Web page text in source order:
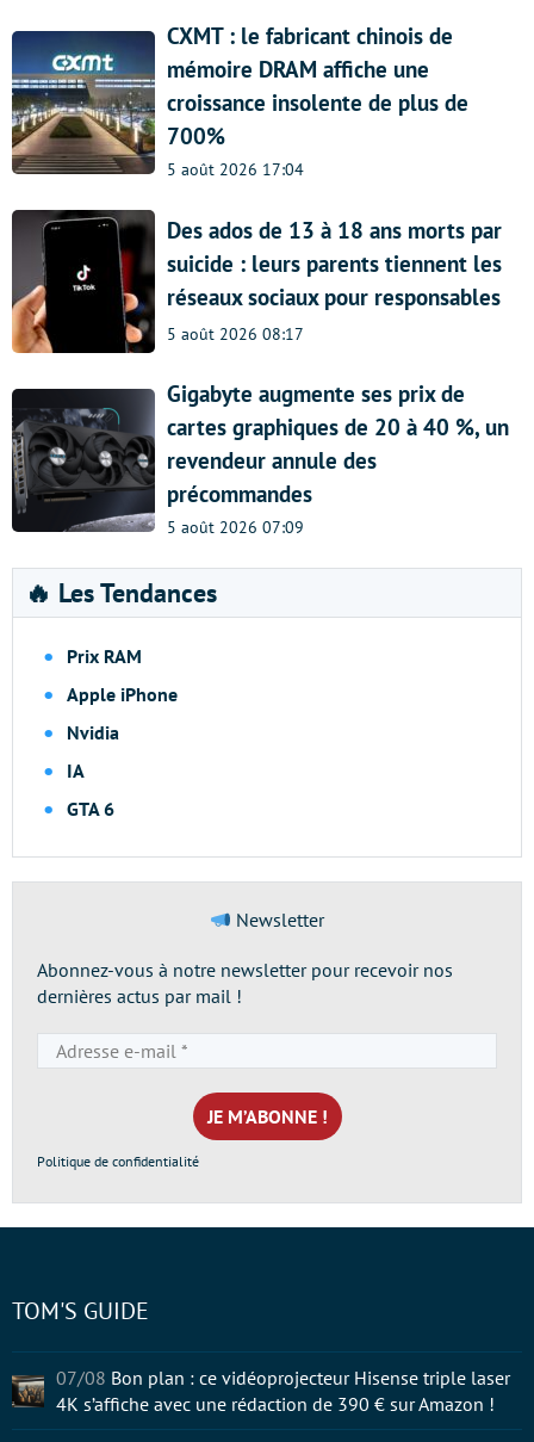
CXMT : le fabricant chinois de
mémoire DRAM affiche une
croissance insolente de plus de
700%
5 août 2026 17:04
Des ados de 13 à 18 ans morts par
suicide : leurs parents tiennent les
réseaux sociaux pour responsables
5 août 2026 08:17
Gigabyte augmente ses prix de
cartes graphiques de 20 à 40 %, un
revendeur annule des
précommandes
5 août 2026 07:09
🔥 Les Tendances
Prix RAM
Apple iPhone
Nvidia
IA
GTA 6
Newsletter
Abonnez-vous à notre newsletter pour recevoir nos
dernières actus par mail !
e-
mail
*
Politique de confidentialité
TOM'S GUIDE
07/08 Bon plan : ce vidéoprojecteur Hisense triple laser
4K s’affiche avec une rédaction de 390 € sur Amazon !